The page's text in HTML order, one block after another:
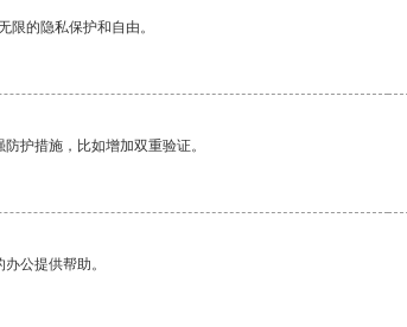
限的隐私保护和自由。
护措施，比如增加双重验证。
公提供帮助。